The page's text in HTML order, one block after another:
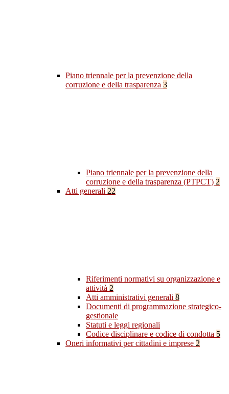
Piano triennale per la prevenzione della
corruzione e della trasparenza 3
Piano triennale per la prevenzione della
corruzione e della trasparenza (PTPCT) 2
Atti generali 22
Riferimenti normativi su organizzazione e
attività 2
Atti amministrativi generali 8
Documenti di programmazione strategico-
gestionale
Statuti e leggi regionali
Codice disciplinare e codice di condotta 5
Oneri informativi per cittadini e imprese 2